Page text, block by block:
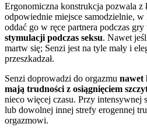
Ergonomiczna konstrukcja pozwala z
odpowiednie miejsce samodzielnie,
oddać go w ręce partnera podczas
stymulacji podczas seksu. Nawet
martw się; Senzi jest na tyle mały i
przeszkadzał.
Senzi doprowadzi do orgazmu nawet
mają trudności z osiągnięciem
nieco więcej czasu. Przy intensywnej
lub dowolnej innej strefy erogennej
orgazmowi.